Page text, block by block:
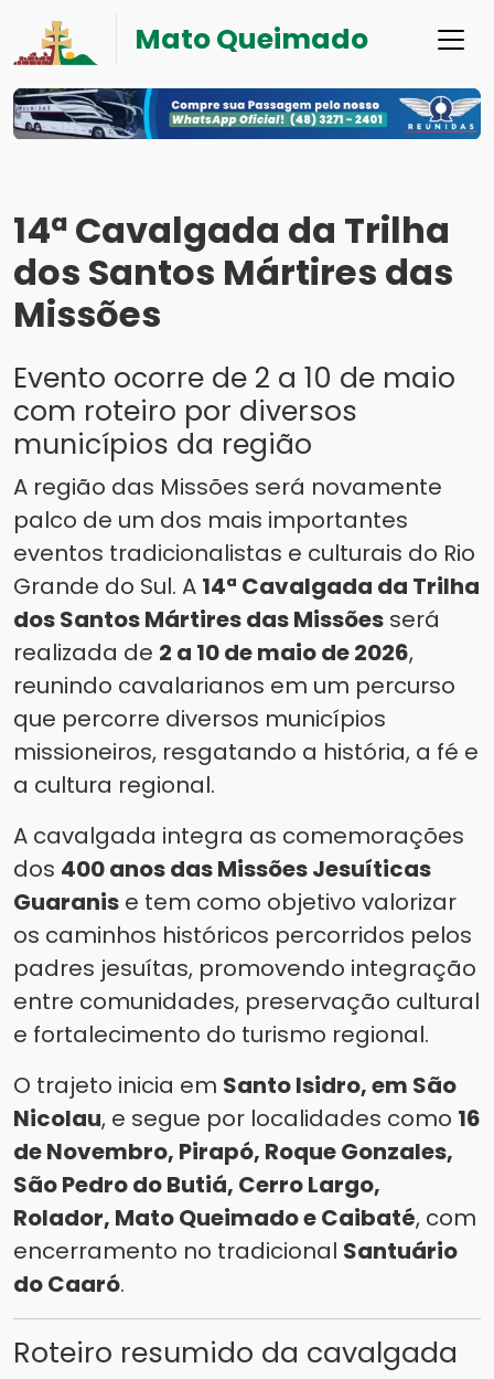
Mato Queimado
14ª Cavalgada da Trilha
dos Santos Mártires das
Missões
Evento ocorre de 2 a 10 de maio
com roteiro por diversos
municípios da região
A região das Missões será novamente
palco de um dos mais importantes
eventos tradicionalistas e culturais do Rio
Grande do Sul. A 14ª Cavalgada da Trilha
dos Santos Mártires das Missões será
realizada de 2 a 10 de maio de 2026,
reunindo cavalarianos em um percurso
que percorre diversos municípios
missioneiros, resgatando a história, a fé e
a cultura regional.
A cavalgada integra as comemorações
dos 400 anos das Missões Jesuíticas
Guaranis e tem como objetivo valorizar
os caminhos históricos percorridos pelos
padres jesuítas, promovendo integração
entre comunidades, preservação cultural
e fortalecimento do turismo regional.
O trajeto inicia em Santo Isidro, em São
Nicolau, e segue por localidades como 16
de Novembro, Pirapó, Roque Gonzales,
São Pedro do Butiá, Cerro Largo,
Rolador, Mato Queimado e Caibaté, com
encerramento no tradicional Santuário
do Caaró.
Roteiro resumido da cavalgada